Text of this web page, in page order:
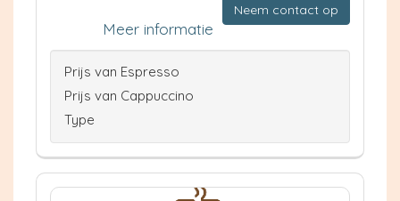
Neem contact op
Meer informatie
Prijs van Espresso
Prijs van Cappuccino
Type